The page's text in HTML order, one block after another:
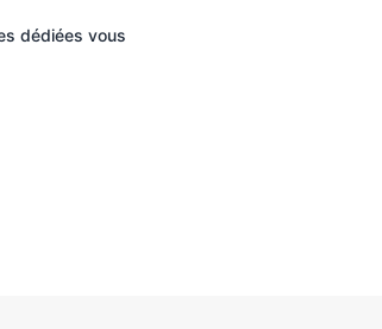
dédiées vous